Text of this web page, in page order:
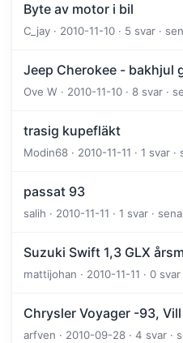
Byte av motor i bil
C_jay · 2010-11-10 · 5 svar ·
Jeep Cherokee - bakhjul
Ove W · 2010-11-10 · 8 svar ·
trasig kupefläkt
Modin68 · 2010-11-11 · 1 svar
passat 93
salih · 2010-11-11 · 1 svar ·
Suzuki Swift 1,3 GLX
mattijohan · 2010-11-11 · 0 svar
Chrysler Voyager -93,
arfven · 2010-09-28 · 4 svar ·